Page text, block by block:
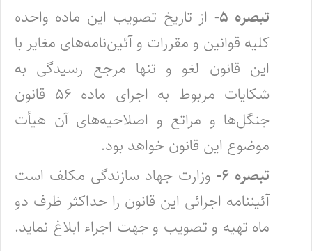
تبصره ۵-
از تاریخ تصویب این ماده واحده
کلیه قوانین و مقررات و آئین‌نامه‌های مغایر با
این قانون لغو و تنها مرجع رسیدگی به
شکایات مربوط به ‌اجرای ماده ۵۶ قانون
جنگل‌ها و مراتع و اصلاحیه‌های آن هیأت
موضوع این قانون خواهد بود.
تبصره ۶-
وزارت جهاد سازندگی مکلف است
آئیننامه اجرائی این قانون را حداکثر ظرف دو
ماه تهیه و تصویب و جهت اجراء ابلاغ نماید.